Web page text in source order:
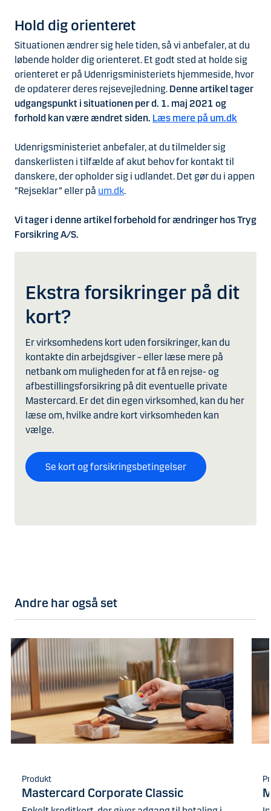
Hold dig orienteret
Situationen ændrer sig hele tiden, så vi anbefaler, at du
løbende holder dig orienteret. Et godt sted at holde sig
orienteret er på Udenrigsministeriets hjemmeside, hvor
de opdaterer deres rejsevejledning. Denne artikel tager
udgangspunkt i situationen per d. 1. maj 2021 og
forhold kan være ændret siden. Læs mere på um.dk
Udenrigsministeriet anbefaler, at du tilmelder sig
danskerlisten i tilfælde af akut behov for kontakt til
danskere, der opholder sig i udlandet. Det gør du i appen
”Rejseklar” eller på um.dk.
Vi tager i denne artikel forbehold for ændringer hos Tryg
Forsikring A/S.
Ekstra forsikringer på dit
kort?
Er virksomhedens kort uden forsikringer, kan du
kontakte din arbejdsgiver – eller læse mere på
netbank om muligheden for at få en rejse- og
afbestillingsforsikring på dit eventuelle private
Mastercard. Er det din egen virksomhed, kan du her
læse om, hvilke andre kort virksomheden kan
vælge.
Se kort og forsikringsbetingelser
Andre har også set
Produkt
Mastercard Corporate Classic